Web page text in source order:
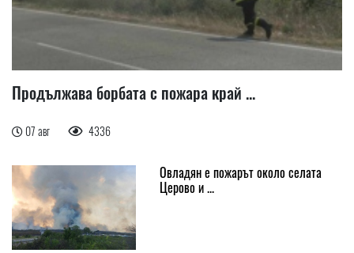
Продължава борбата с пожара край ...
07 авг 4336
Овладян е пожарът около селата
Церово и ...